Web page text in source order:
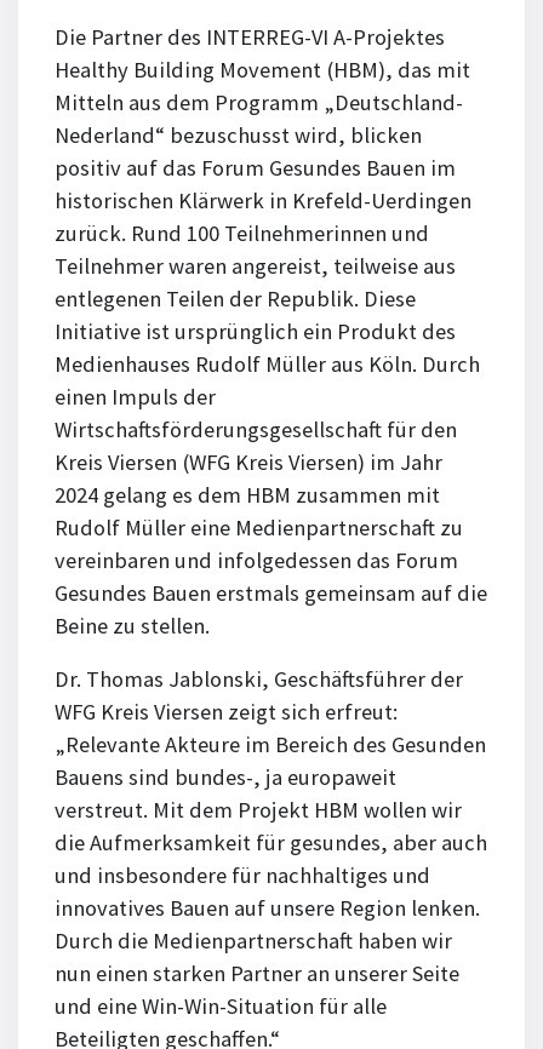
Die Partner des INTERREG-VI A-Projektes
Healthy Building Movement (HBM), das mit
Mitteln aus dem Programm „Deutschland-
Nederland“ bezuschusst wird, blicken
positiv auf das Forum Gesundes Bauen im
historischen Klärwerk in Krefeld-Uerdingen
zurück. Rund 100 Teilnehmerinnen und
Teilnehmer waren angereist, teilweise aus
entlegenen Teilen der Republik. Diese
Initiative ist ursprünglich ein Produkt des
Medienhauses Rudolf Müller aus Köln. Durch
einen Impuls der
Wirtschaftsförderungsgesellschaft für den
Kreis Viersen (WFG Kreis Viersen) im Jahr
2024 gelang es dem HBM zusammen mit
Rudolf Müller eine Medienpartnerschaft zu
vereinbaren und infolgedessen das Forum
Gesundes Bauen erstmals gemeinsam auf die
Beine zu stellen.
Dr. Thomas Jablonski, Geschäftsführer der
WFG Kreis Viersen zeigt sich erfreut:
„Relevante Akteure im Bereich des Gesunden
Bauens sind bundes-, ja europaweit
verstreut. Mit dem Projekt HBM wollen wir
die Aufmerksamkeit für gesundes, aber auch
und insbesondere für nachhaltiges und
innovatives Bauen auf unsere Region lenken.
Durch die Medienpartnerschaft haben wir
nun einen starken Partner an unserer Seite
und eine Win-Win-Situation für alle
Beteiligten geschaffen.“